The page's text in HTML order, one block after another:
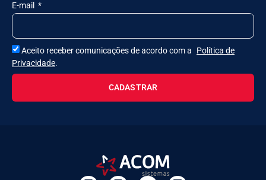
E-mail
Aceito receber comunicações de acordo com a
Política de
Privacidade.
CADASTRAR